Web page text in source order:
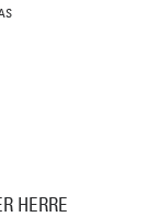
HERRE